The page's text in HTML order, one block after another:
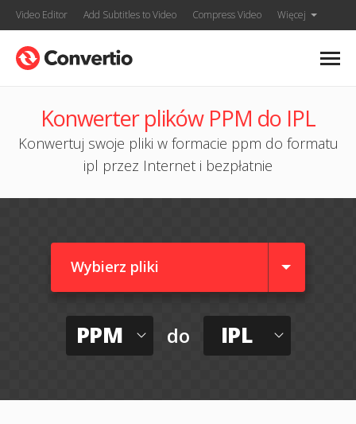
Video Editor Add Subtitles to Video Compress Video Więcej
Konwerter plików PPM do IPL
Konwertuj swoje pliki w formacie ppm do formatu
ipl przez Internet i bezpłatnie
Wybierz pliki
PPM do IPL